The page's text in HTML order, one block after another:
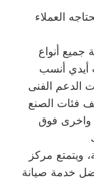
العملاء
جميع أنواع
أيدي أنسب
فئات الصنع
واخرى فوق
ويتمتع مركز
خدمة صيانة